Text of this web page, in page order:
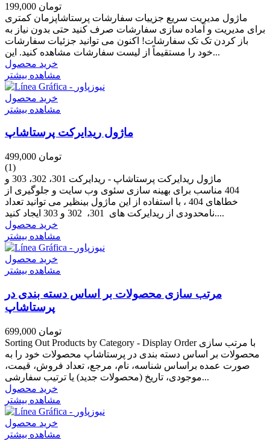
199,000 تومان
ماژول مدیریت سریع جزییات سفارشات پرستاشاپزمان کمتری
برای مدیریت و آماده سازی سفارشات صرف کنید حتی بدون نیاز به
باز کردن تک تک سفارشات! اکنون می توانید جزئیات سفارشات
خود را مستقیماً از لیست سفارشات مشاهده کنید. این...
خرید محصول
مشاهده بیشتر
خرید محصول
مشاهده بیشتر
ماژول ریدایرکت پرستاشاپ
499,000 تومان
(1)
ماژول ریدایرکت پرستاشاپ - ریدایرکت 301، 302، 303 و
404 مناسب برای بهینه سازی سئوی وب سایت و جلوگیری از
خطاهای 404 ، با استفاده از این ماژول بینظیر می توانید تعداد
نامحدودی از ریدایرکت های 301، 302 و 303 ایجاد کنید....
خرید محصول
مشاهده بیشتر
خرید محصول
مشاهده بیشتر
مرتب سازی محصولات بر اساس دسته بندی در
پرستاشاپ
699,000 تومان
Sorting Out Products by Category - Display Order با مرتب سازی
محصولات بر اساس دسته بندی در پرستاشاپ محصولات خود را به
صورت عمده براساس شناسه، نام، مرجع، تعداد فروش، قیمت،
موجودی، تاریخ (محصولات جدید) یا ترتیب سفارشی...
خرید محصول
مشاهده بیشتر
خرید محصول
مشاهده بیشتر